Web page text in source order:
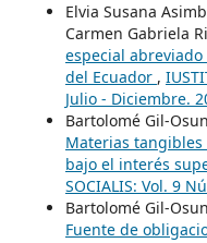
Elvia Susana
Carmen Gabriela
especial
del Ecuador ,
Julio - Diciembre.
Bartolomé Gil-
Materias
bajo el interés
SOCIALIS: Vol. 9
Bartolomé Gil-
Fuente de